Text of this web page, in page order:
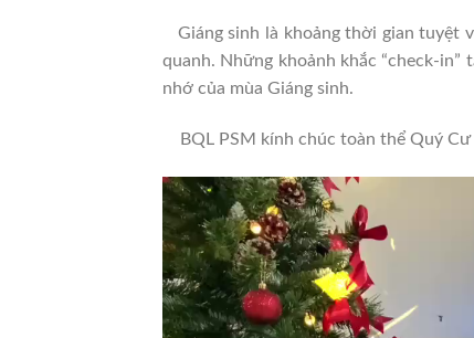
Giáng sinh là khoảng thời gian tuyệt
quanh. Những khoảnh khắc “check-in”
nhớ của mùa Giáng sinh.
BQL PSM kính chúc toàn thể Quý Cư
Trình
chơi
Video